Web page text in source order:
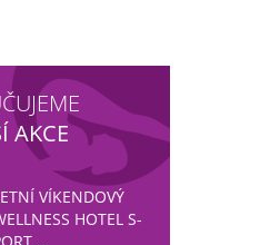
AKCE
VÍKENDOVÝ
HOTEL S-